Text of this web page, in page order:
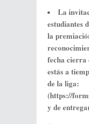
La
estudiantes
la
fecha cierra
estás a
de la liga:
(https://
y de